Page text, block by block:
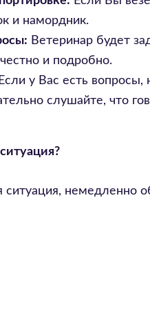
и намордник.
Ветеринар будет
и подробно.
Если у Вас есть вопросы,
слушайте, что
немедленно